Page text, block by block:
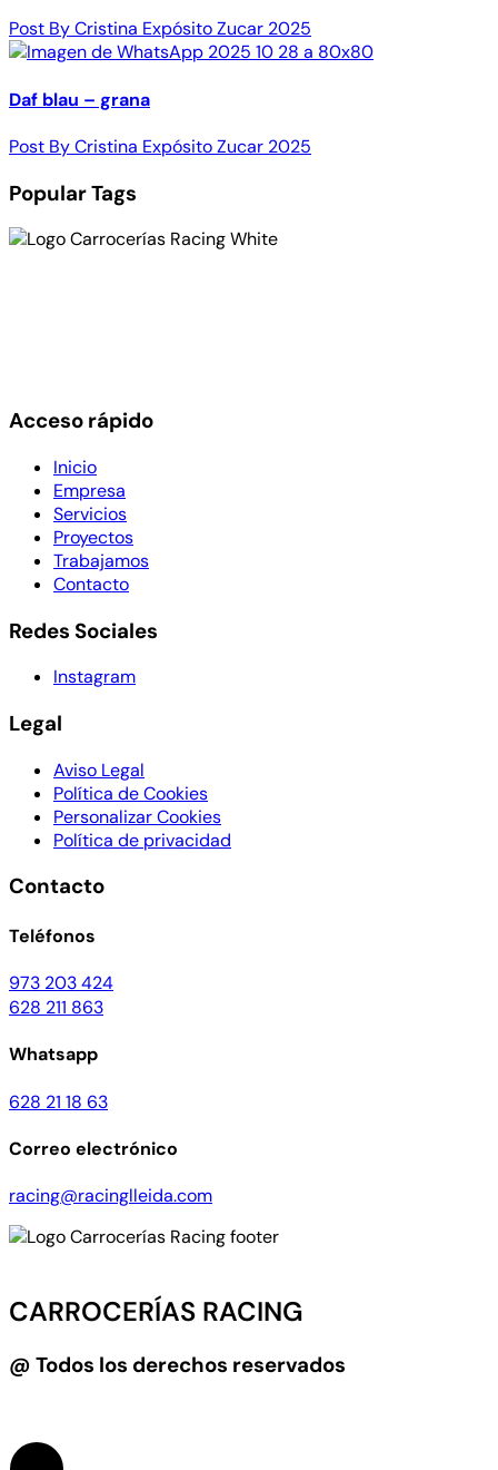
Post By Cristina Expósito Zucar 2025
Daf blau – grana
Post By Cristina Expósito Zucar 2025
Popular Tags
Acceso rápido
Inicio
Empresa
Servicios
Proyectos
Trabajamos
Contacto
Redes Sociales
Instagram
Legal
Aviso Legal
Política de Cookies
Personalizar Cookies
Política de privacidad
Contacto
Teléfonos
973 203 424
628 211 863
Whatsapp
628 21 18 63
Correo electrónico
racing@racinglleida.com
CARROCERÍAS RACING
@ Todos los derechos reservados